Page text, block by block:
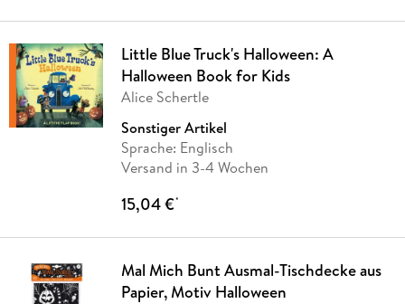
Little Blue Truck's Halloween: A
Halloween Book for Kids
Alice Schertle
Sonstiger Artikel
Sprache: Englisch
Versand in 3-4 Wochen
15,04 €*
Mal Mich Bunt Ausmal-Tischdecke aus
Papier, Motiv Halloween